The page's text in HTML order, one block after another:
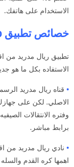
الاستخدام على هاتفك.
خصائص تطبيق Realmadrid App اخر اصدار
تطبيق ريال مدريد من
الاستفاده بكل ما هو
• قناه ريال مدريد
الاصلي. لكن على جهازك
وفتره الانتقالات
برابط مباشر.
• نادي ريال مدريد من
اهمها كره القدم